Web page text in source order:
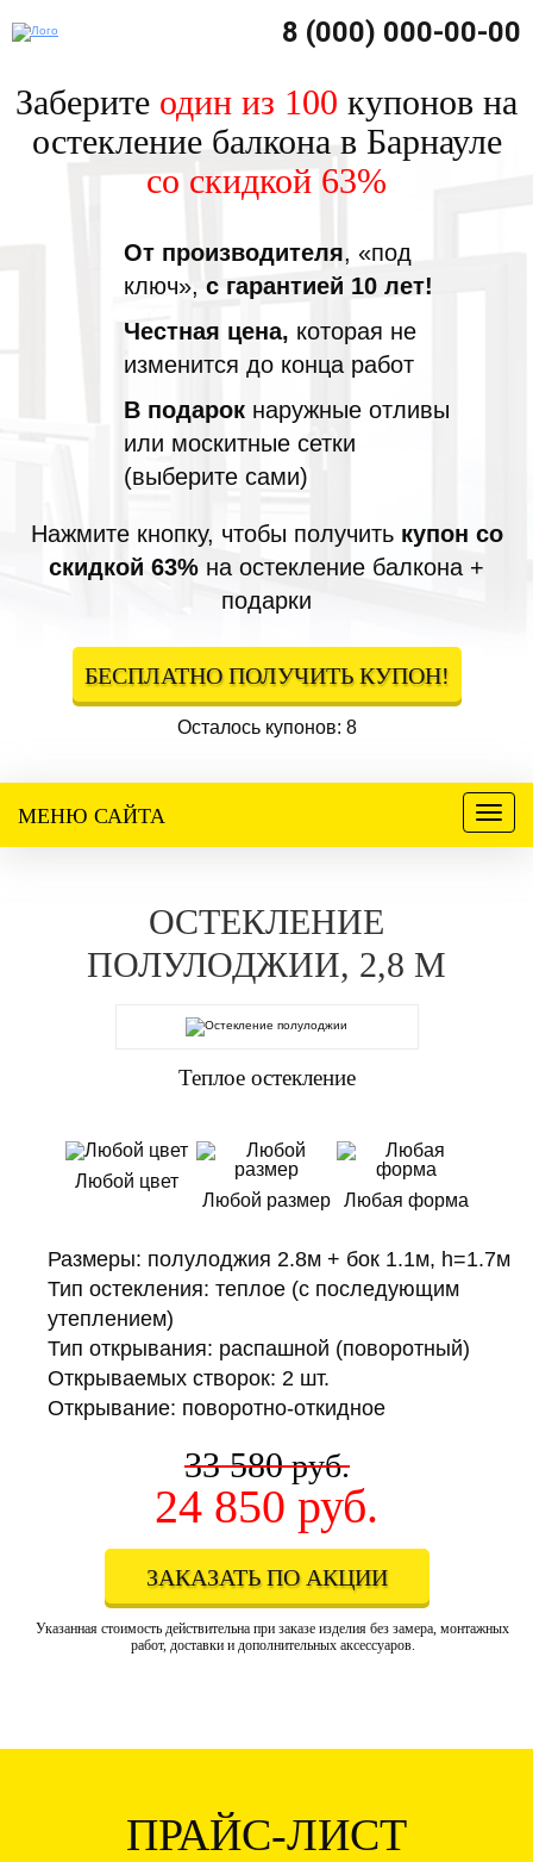
8 (000) 000-00-00
Заберите один из 100 купонов на
остекление балкона в Барнауле
со скидкой 63%
От производителя, «под
ключ», с гарантией 10 лет!
Честная цена, которая не
изменится до конца работ
В подарок наружные отливы
или москитные сетки
(выберите сами)
Нажмите кнопку, чтобы получить купон со
скидкой 63% на остекление балкона +
подарки
БЕСПЛАТНО ПОЛУЧИТЬ КУПОН!
Осталось купонов: 8
Меню
МЕНЮ САЙТА
ОСТЕКЛЕНИЕ
ПОЛУЛОДЖИИ, 2,8 М
Теплое остекление
Любой цвет
Любой размер
Любая форма
Размеры: полулоджия 2.8м + бок 1.1м, h=1.7м
Тип остекления: теплое (с последующим
утеплением)
Тип открывания: распашной (поворотный)
Открываемых створок: 2 шт.
Открывание: поворотно-откидное
33 580руб.
24 850 руб.
ЗАКАЗАТЬ ПО АКЦИИ
Указанная стоимость действительна при заказе изделия без замера, монтажных
работ, доставки и дополнительных аксессуаров.
ПРАЙС-ЛИСТ